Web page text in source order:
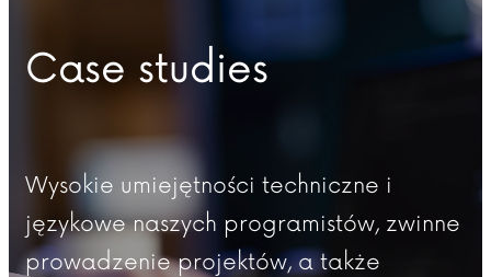
Case studies
Wysokie umiejętności techniczne i
językowe naszych programistów, zwinne
prowadzenie projektów, a także